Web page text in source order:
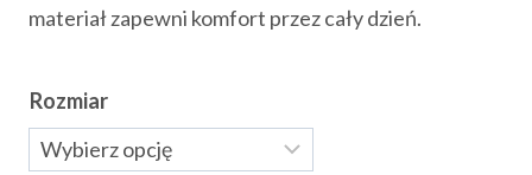
materiał zapewni komfort przez cały dzień.
Rozmiar